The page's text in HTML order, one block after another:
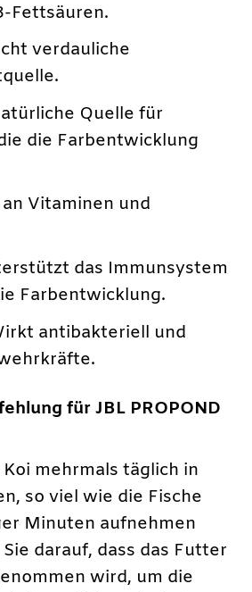
Fettsäuren.
verdauliche
Quelle für
die Farbentwicklung
an Vitaminen und
das Immunsystem
Farbentwicklung.
antibakteriell und
für JBL PROPOND
mehrmals täglich in
so viel wie die Fische
Minuten aufnehmen
darauf, dass das Futter
wird, um die